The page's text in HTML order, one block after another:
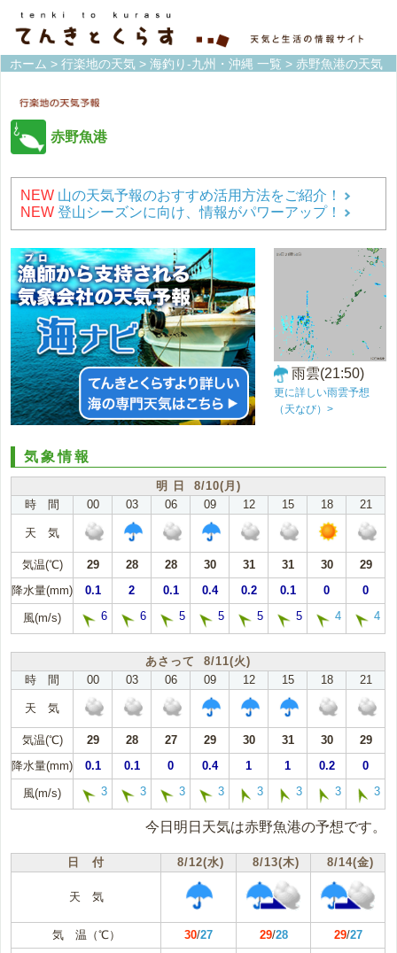
ホーム > 行楽地の天気 > 海釣り-九州・沖縄 一覧 > 赤野魚港の天気
赤野魚港
NEW 山の天気予報のおすすめ活用方法をご紹介！
NEW 登山シーズンに向け、情報がパワーアップ！
雨雲(21:50)
更に詳しい雨雲予想
（天なび）>
気象情報
明 日 8/10(月)
時 間
00 03 06 09 12 15 18 21
天 気
気温(℃) 29 28 28 30 31 31 30
29
降水量(mm)
0.1 2 0.1 0.4 0.2 0.1 0 0
風(m/s) 6 6 5 5 5 5 4 4
あさって 8/11(火)
時 間
00 03 06 09 12 15 18 21
天 気
気温(℃) 29 28 27 29 30 31 30
29
降水量(mm)
0.1 0.1 0 0.4 1 1 0.2 0
風(m/s) 3 3 3 3 3 3 3 3
今日明日天気は赤野魚港の予想です。
日 付 8/12(水) 8/13(木) 8/14(金)
天 気
気 温（℃） 30/27 29/28 29/27